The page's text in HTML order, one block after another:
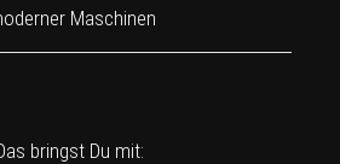
Maschinen
bringst Du mit: